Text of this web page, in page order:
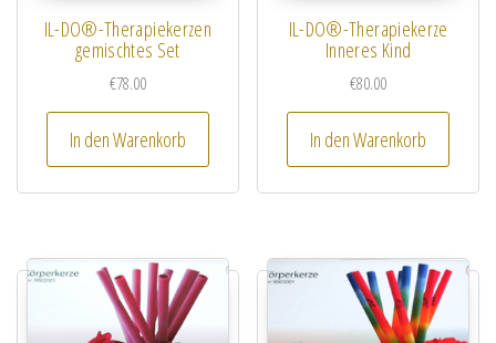
IL-DO®-Therapiekerzen
gemischtes Set
€78.00
In den Warenkorb
IL-DO®-Therapiekerze
Inneres Kind
€80.00
In den Warenkorb